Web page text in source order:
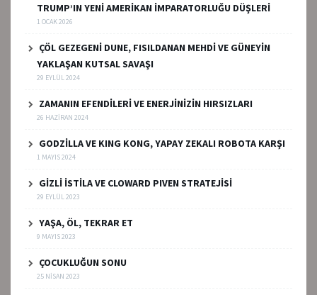
TRUMP’IN YENİ AMERİKAN İMPARATORLUĞU DÜŞLERİ
1 OCAK 2026
ÇÖL GEZEGENİ DUNE, FISILDANAN MEHDİ VE GÜNEYİN
YAKLAŞAN KUTSAL SAVAŞI
29 EYLÜL 2024
ZAMANIN EFENDİLERİ VE ENERJİNİZİN HIRSIZLARI
26 HAZIRAN 2024
GODZİLLA VE KING KONG, YAPAY ZEKALI ROBOTA KARŞI
1 MAYIS 2024
GİZLİ İSTİLA VE CLOWARD PIVEN STRATEJİSİ
29 EYLÜL 2023
YAŞA, ÖL, TEKRAR ET
9 MAYIS 2023
ÇOCUKLUĞUN SONU
25 NISAN 2023